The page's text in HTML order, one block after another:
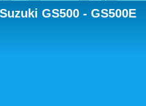
GS500 - GS500E